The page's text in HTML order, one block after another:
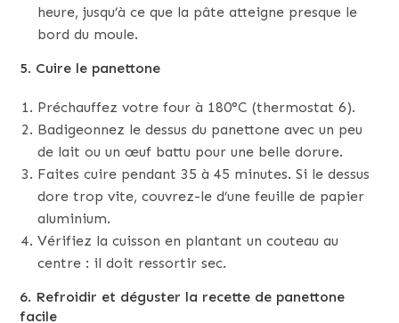
heure, jusqu’à ce que la pâte atteigne presque le
bord du moule.
5. Cuire le panettone
Préchauffez votre four à 180°C (thermostat 6).
Badigeonnez le dessus du panettone avec un peu
de lait ou un œuf battu pour une belle dorure.
Faites cuire pendant 35 à 45 minutes. Si le dessus
dore trop vite, couvrez-le d’une feuille de papier
aluminium.
Vérifiez la cuisson en plantant un couteau au
centre : il doit ressortir sec.
6. Refroidir et déguster la recette de panettone
facile